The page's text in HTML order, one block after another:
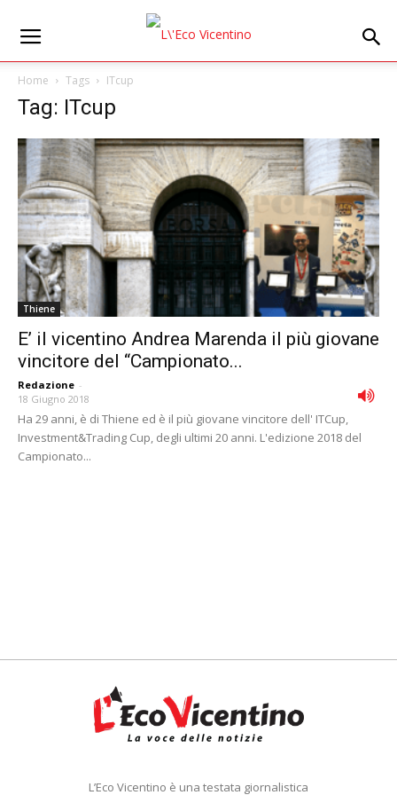
Home Tags ITcup
Tag: ITcup
Thiene
E’ il vicentino Andrea Marenda il più giovane
vincitore del “Campionato...
Redazione -
18 Giugno 2018
Ha 29 anni, è di Thiene ed è il più giovane vincitore dell' ITCup,
Investment&Trading Cup, degli ultimi 20 anni. L'edizione 2018 del
Campionato...
L’Eco Vicentino è una testata giornalistica